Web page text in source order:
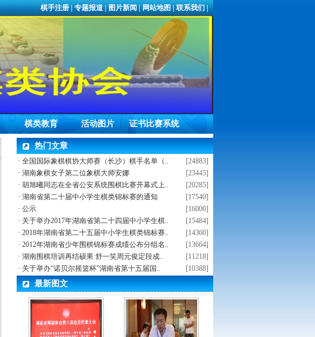
棋手注册|专题报道|图片新闻|网站地图|联系我们|
棋类教育 活动图片 证书比赛系统
热门文章
[24883]
· 全国国际象棋棋协大师赛（长沙）棋手名单（..
[23445]
· 湖南象棋女子第二位象棋大师安娜
[20285]
· 胡旭曦同志在全省公安系统围棋比赛开幕式上..
[17540]
· 湖南省第二十届中小学生棋类锦标赛的通知
[16000]
· 公示
[15484]
· 关于举办2017年湖南省第二十四届中小学生棋..
[14360]
· 2018年湖南省第二十五届中小学生棋类锦标赛..
[13664]
· 2012年湖南省少年围棋锦标赛成绩公布分组名..
[11218]
· 湖南围棋培训再结硕果 舒一笑周元俊定段成..
[10388]
· 关于举办“诺贝尔摇篮杯”湖南省第十五届国..
最新图文